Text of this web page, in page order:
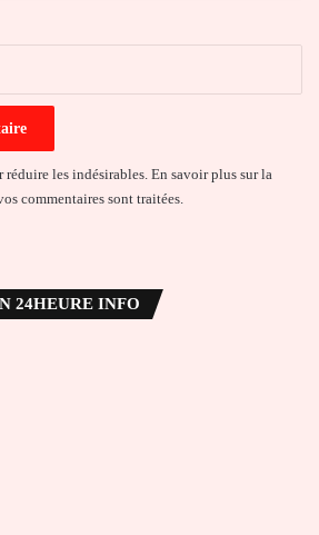
les indésirables. En savoir plus sur la
commentaires sont traitées
24HEURE INFO